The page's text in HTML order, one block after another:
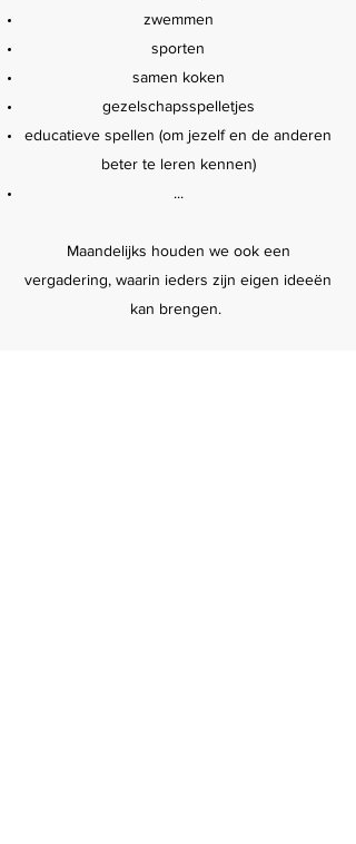
zwemmen
sporten
samen koken
gezelschapsspelletjes
educatieve spellen (om jezelf en de anderen
beter te leren kennen)
...
Maandelijks houden we ook een
vergadering, waarin ieders zijn eigen ideeën
kan brengen.